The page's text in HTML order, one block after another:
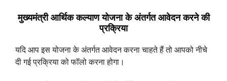
मुख्यमंत्री आर्थिक कल्याण योजना के अंतर्गत आवेदन करने की
प्रक्रिया
यदि आप इस योजना के अंतर्गत आवेदन करना चाहते हैं तो आपको नीचे
दी गई प्रक्रिया को फॉलो करना होगा।